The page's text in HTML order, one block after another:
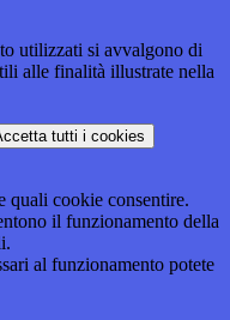
utilizzati si avvalgono di
alle finalità illustrate nella
tutti i cookies
quali cookie consentire.
il funzionamento della
al funzionamento potete